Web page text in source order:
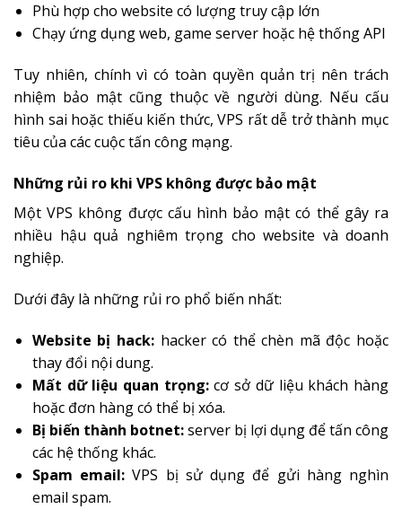
Phù hợp cho website có lượng truy cập lớn
Chạy ứng dụng web, game server hoặc hệ thống API
Tuy nhiên, chính vì có toàn quyền quản trị nên trách
nhiệm bảo mật cũng thuộc về người dùng. Nếu cấu
hình sai hoặc thiếu kiến thức, VPS rất dễ trở thành mục
tiêu của các cuộc tấn công mạng.
Những rủi ro khi VPS không được bảo mật
Một VPS không được cấu hình bảo mật có thể gây ra
nhiều hậu quả nghiêm trọng cho website và doanh
nghiệp.
Dưới đây là những rủi ro phổ biến nhất:
Website bị hack:hacker có thể chèn mã độc hoặc
thay đổi nội dung.
Mất dữ liệu quan trọng:cơ sở dữ liệu khách hàng
hoặc đơn hàng có thể bị xóa.
Bị biến thành botnet:server bị lợi dụng để tấn công
các hệ thống khác.
Spam email: VPS bị sử dụng để gửi hàng nghìn
email spam.